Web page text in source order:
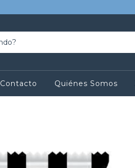
Contacto Quiénes Somos